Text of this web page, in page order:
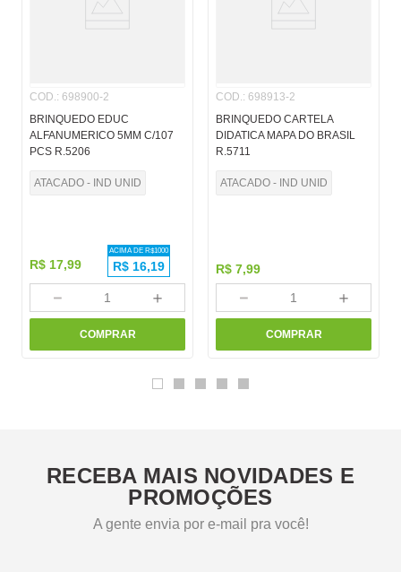
COD.: 698900-2
BRINQUEDO EDUC
ALFANUMERICO 5MM C/107
PCS R.5206
ATACADO - IND UNID
R$ 17,99
ACIMA DE R$1000
R$ 16,19
＋
－
COMPRAR
COD.: 698913-2
BRINQUEDO CARTELA
DIDATICA MAPA DO BRASIL
R.5711
ATACADO - IND UNID
R$ 7,99
＋
－
COMPRAR
RECEBA MAIS NOVIDADES E
PROMOÇÕES
A gente envia por e-mail pra você!